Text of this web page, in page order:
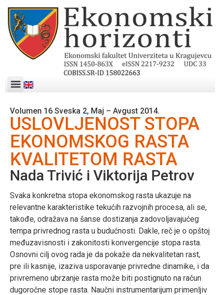
Volumen 16 Sveska 2, Maj – Avgust 2014.
USLOVLJENOST STOPA
EKONOMSKOG RASTA
KVALITETOM RASTA
Nada Trivić i Viktorija Petrov
Svaka konkretna stopa ekonomskog rasta ukazuje na
relevantne karakteristike tekućih razvojnih procesa, ali se,
takođe, odražava na šanse dostizanja zadovoljavajućeg
tempa privrednog rasta u budućnosti. Dakle, reč je o opštoj
međuzavisnosti i zakonitosti konvergencije stopa rasta.
Osnovni cilj ovog rada je da pokaže da nekvalitetan rast,
pre ili kasnije, izaziva usporavanje privredne dinamike, i da
privremeno ubrzanje rasta može biti postignuto na račun
dugoročne stope rasta. Naučni instrumentarijum primenljiv